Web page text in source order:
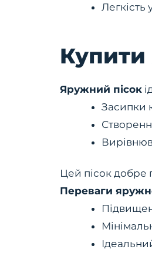
Легкість
Яружний пісок
Засипки
Цей пісок добре
Переваги